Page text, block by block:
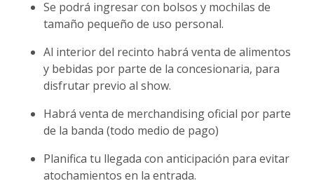
Se podrá ingresar con bolsos y mochilas de
tamaño pequeño de uso personal.
Al interior del recinto habrá venta de alimentos
y bebidas por parte de la concesionaria, para
disfrutar previo al show.
Habrá venta de merchandising oficial por parte
de la banda (todo medio de pago)
Planifica tu llegada con anticipación para evitar
atochamientos en la entrada.